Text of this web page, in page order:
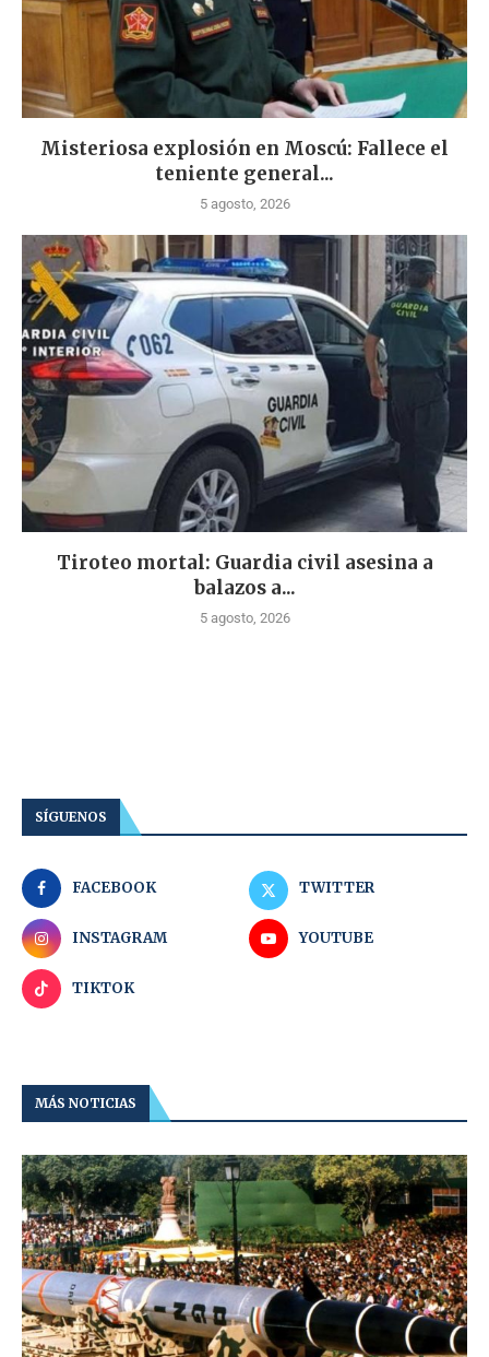
Misteriosa explosión en Moscú: Fallece el
teniente general...
5 agosto, 2026
Tiroteo mortal: Guardia civil asesina a
balazos a...
5 agosto, 2026
SÍGUENOS
FACEBOOK TWITTER
INSTAGRAM YOUTUBE
TIKTOK
MÁS NOTICIAS